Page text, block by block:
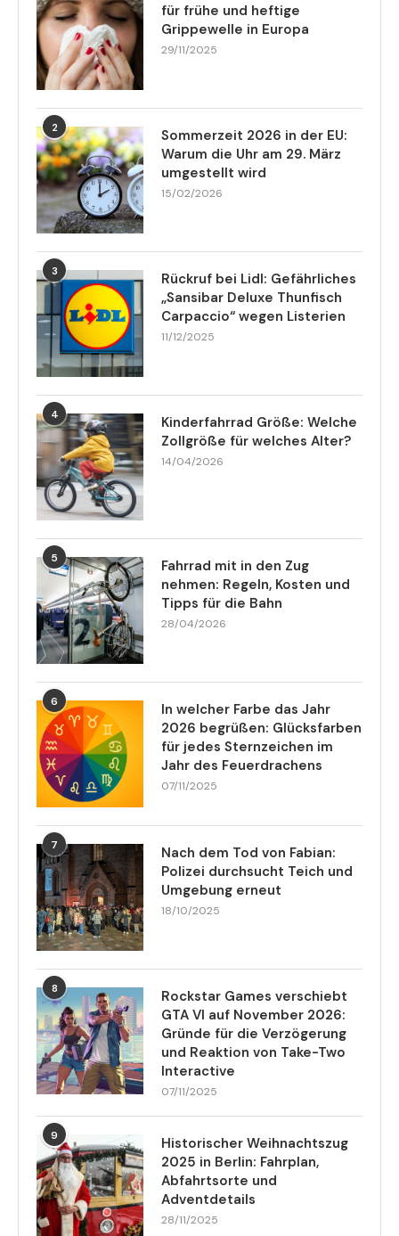
für frühe und heftige
Grippewelle in Europa
29/11/2025
2
Sommerzeit 2026 in der EU:
Warum die Uhr am 29. März
umgestellt wird
15/02/2026
3
Rückruf bei Lidl: Gefährliches
„Sansibar Deluxe Thunfisch
Carpaccio“ wegen Listerien
11/12/2025
4
Kinderfahrrad Größe: Welche
Zollgröße für welches Alter?
14/04/2026
5
Fahrrad mit in den Zug
nehmen: Regeln, Kosten und
Tipps für die Bahn
28/04/2026
6
In welcher Farbe das Jahr
2026 begrüßen: Glücksfarben
für jedes Sternzeichen im
Jahr des Feuerdrachens
07/11/2025
7
Nach dem Tod von Fabian:
Polizei durchsucht Teich und
Umgebung erneut
18/10/2025
8
Rockstar Games verschiebt
GTA VI auf November 2026:
Gründe für die Verzögerung
und Reaktion von Take-Two
Interactive
07/11/2025
9
Historischer Weihnachtszug
2025 in Berlin: Fahrplan,
Abfahrtsorte und
Adventdetails
28/11/2025